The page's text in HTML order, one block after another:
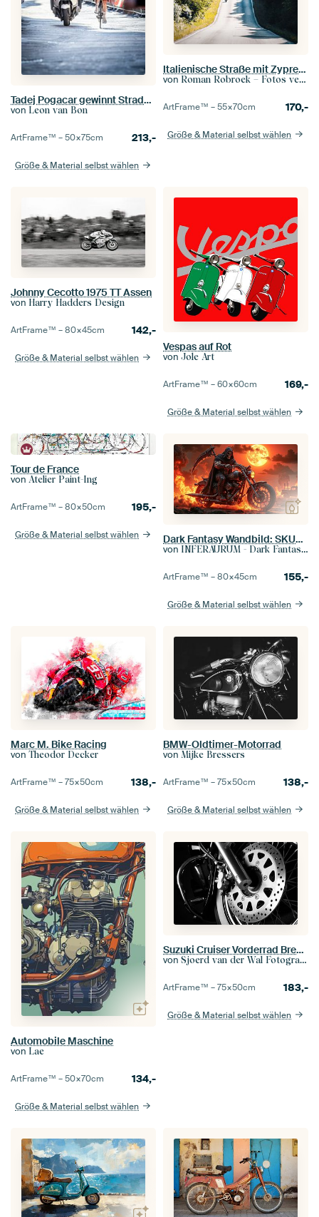
Tadej Pogacar gewinnt Strade Bianche
von Leon van Bon
ArtFrame™ –50×75cm 213,-
Größe & Material selbst wählen
Italienische Straße mit Zypressen und Vespa.
von Roman Robroek – Fotos verlassener Gebäude
ArtFrame™ –55×70cm 170,-
Größe & Material selbst wählen
Johnny Cecotto 1975 TT Assen
von Harry Hadders Design
ArtFrame™ –80×45cm 142,-
Größe & Material selbst wählen
Vespas auf Rot
von Jole Art
ArtFrame™ –60×60cm 169,-
Größe & Material selbst wählen
Tour de France
von Atelier Paint-Ing
ArtFrame™ –80×50cm 195,-
Größe & Material selbst wählen Dark Fantasy Wandbild: SKULLRIDER - Der Sensenmann auf seiner Höllenmaschine | Kunst & Fine Art Prints
von INFERAURUM - Dark Fantasy Wall Art
ArtFrame™ –80×45cm 155,-
Größe & Material selbst wählen
Marc M. Bike Racing
von Theodor Decker
ArtFrame™ –75×50cm 138,-
Größe & Material selbst wählen
BMW-Oldtimer-Motorrad
von Mijke Bressers
ArtFrame™ –75×50cm 138,-
Größe & Material selbst wählen
Automobile Maschine
von Lae
ArtFrame™ –50×70cm 134,-
Größe & Material selbst wählen
Suzuki Cruiser Vorderrad Bremsscheibe
von Sjoerd van der Wal Fotografie
ArtFrame™ –75×50cm 183,-
Größe & Material selbst wählen